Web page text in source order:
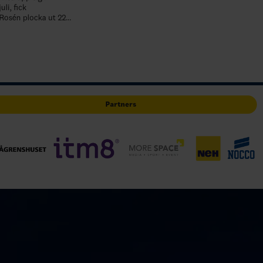
fick
plocka ut 22
Partners